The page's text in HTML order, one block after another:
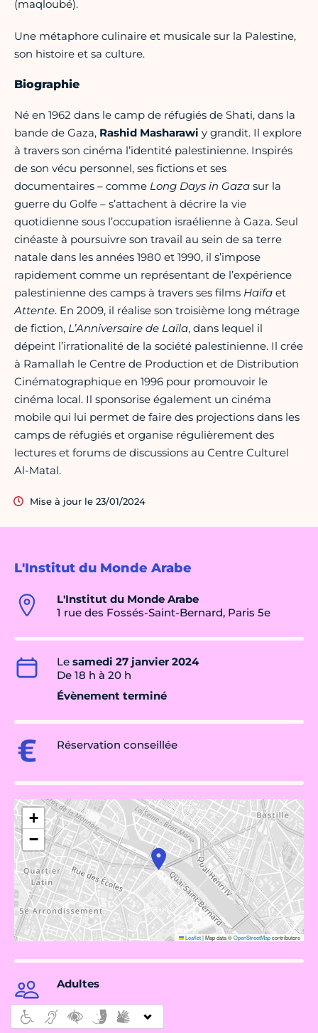
L'Institut du Monde Arabe
L'Institut du Monde Arabe
1 rue des Fossés-Saint-Bernard, Paris 5e
Le samedi 27 janvier 2024
De 18 h à 20 h
Évènement terminé
Réservation conseillée
+
−
Leaflet|Map data ©OpenStreetMapcontributors
Adultes
(maqloubé).
Une métaphore culinaire et musicale sur la Palestine,
son histoire et sa culture.
Biographie
Né en 1962 dans le camp de réfugiés de Shati, dans la
bande de Gaza, Rashid Masharawi y grandit. Il explore
à travers son cinéma l’identité palestinienne. Inspirés
de son vécu personnel, ses fictions et ses
documentaires – comme Long Days in Gaza sur la
guerre du Golfe – s’attachent à décrire la vie
quotidienne sous l’occupation israélienne à Gaza. Seul
cinéaste à poursuivre son travail au sein de sa terre
natale dans les années 1980 et 1990, il s’impose
rapidement comme un représentant de l’expérience
palestinienne des camps à travers ses films Haïfa et
Attente. En 2009, il réalise son troisième long métrage
de fiction, L’Anniversaire de Laïla, dans lequel il
dépeint l’irrationalité de la société palestinienne. Il crée
à Ramallah le Centre de Production et de Distribution
Cinématographique en 1996 pour promouvoir le
cinéma local. Il sponsorise également un cinéma
mobile qui lui permet de faire des projections dans les
camps de réfugiés et organise régulièrement des
lectures et forums de discussions au Centre Culturel
Al-Matal.
Mise à jour le 23/01/2024